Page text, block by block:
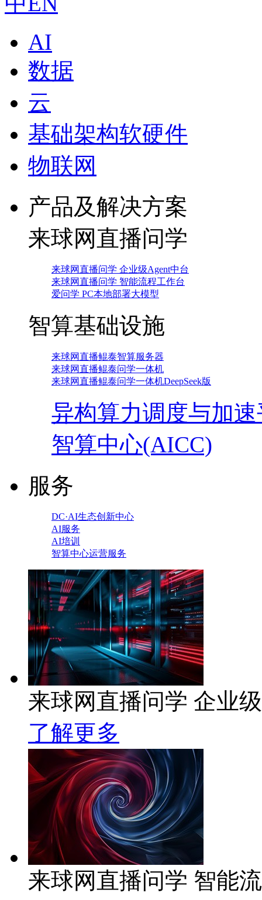
AI
数据
云
基础架构软硬件
物联网
产品及解决方案
来球网直播问学
来球网直播问学 企业级Agent中台
来球网直播问学 智能流程工作台
爱问学 PC本地部署大模型
智算基础设施
来球网直播鲲泰智算服务器
来球网直播鲲泰问学一体机
来球网直播鲲泰问学一体机DeepSeek版
异构算力调度与加
智算中心(AICC)
服务
DC·AI生态创新中心
AI服务
AI培训
智算中心运营服务
来球网直播问学 企业
了解更多
来球网直播问学 智能